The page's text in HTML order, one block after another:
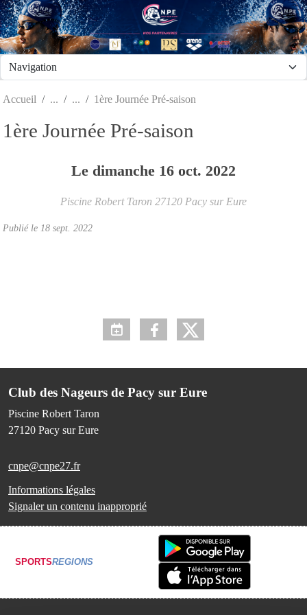
Accueil 1ère Journée Pré-saison
1ère Journée Pré-saison
Le dimanche 16 oct. 2022
Piscine Robert Taron 27120 Pacy sur Eure
Publié le 18 sept. 2022
Club des Nageurs de Pacy sur Eure
Piscine Robert Taron
27120 Pacy sur Eure
cnpe@cnpe27.fr
Informations légales
Signaler un contenu inapproprié
SPORTSREGIONS
Panneau de gestion des cookies